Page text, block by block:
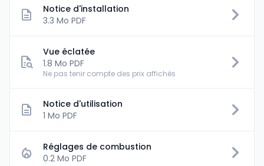
Notice d'installation
3.3 Mo PDF
Vue éclatée
1.8 Mo PDF
Ne pas tenir compte des prix affichés
Notice d'utilisation
1 Mo PDF
Réglages de combustion
0.2 Mo PDF